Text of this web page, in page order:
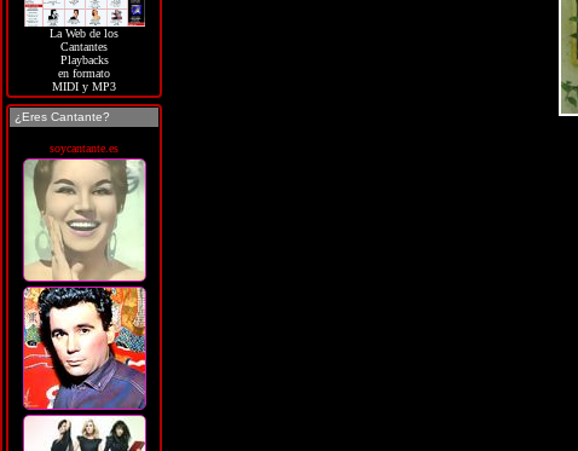
La Web de los
Cantantes
Playbacks
en formato
MIDI y MP3
¿Eres Cantante?
soycantante.es